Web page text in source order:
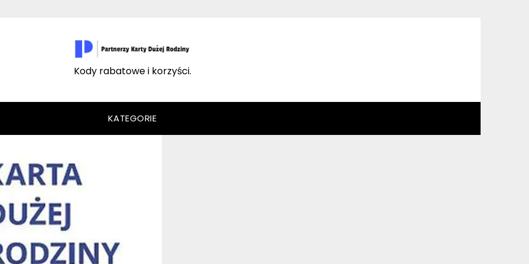
Kody rabatowe i korzyści.
KATEGORIE